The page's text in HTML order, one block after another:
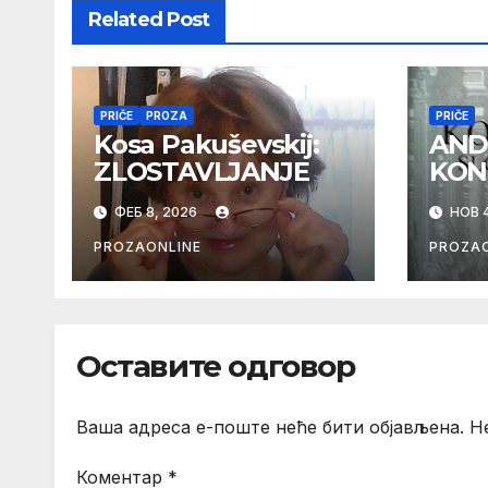
Related Post
PRIČE PROZA
Kosa Pakuševskij:
ZLOSTAVLJANJE
ФЕБ 8, 2026
PROZAONLINE
PRIČE
НОВ
Оставите одговор
Ваша адреса е-поште неће бити објављена.
Коментар *